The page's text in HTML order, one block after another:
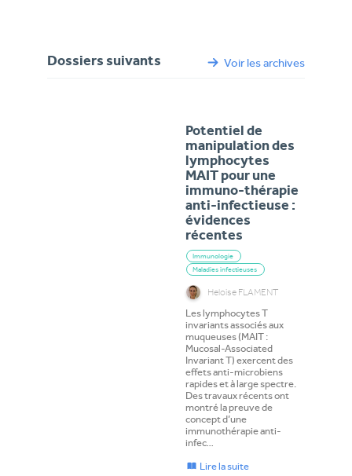
Dossiers suivants Voir les archives
Potentiel de
manipulation des
lymphocytes
MAIT pour une
immuno-thérapie
anti-infectieuse :
évidences
récentes
Immunologie
Maladies infectieuses
Heloise FLAMENT
Les lymphocytes T
invariants associés aux
muqueuses (MAIT :
Mucosal-Associated
Invariant T) exercent des
effets anti-microbiens
rapides et à large spectre.
Des travaux récents ont
montré la preuve de
concept d’une
immunothérapie anti-
infec…
Lire la suite